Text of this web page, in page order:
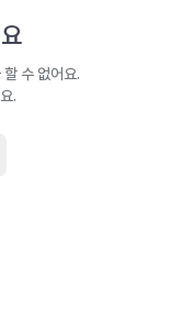
수 없어요.
.